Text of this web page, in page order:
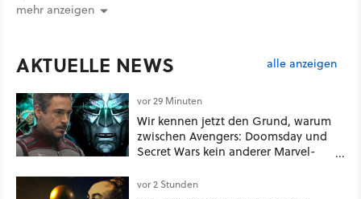
mehr anzeigen
AKTUELLE NEWS alle anzeigen
vor 29 Minuten
Wir kennen jetzt den Grund, warum
zwischen Avengers: Doomsday und
Secret Wars kein anderer Marvel-
vor 2 Stunden